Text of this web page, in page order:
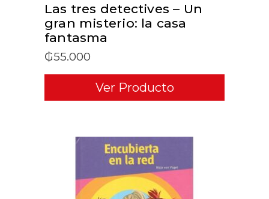
Las tres detectives – Un
gran misterio: la casa
fantasma
₲55.000
Ver Producto